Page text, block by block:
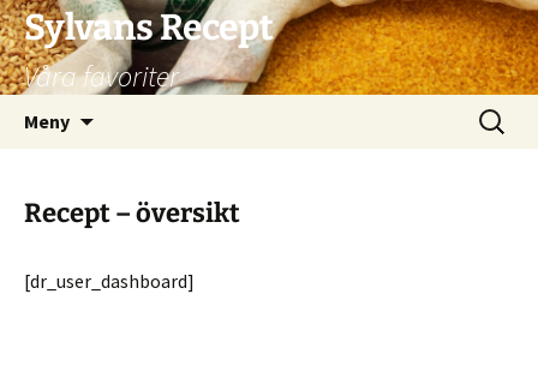
Hoppa
till
innehåll
Sylvans Recept
Våra favoriter
Meny
Sök
efter:
Recept – översikt
[dr_user_dashboard]